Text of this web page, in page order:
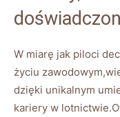
W miarę jak piloci
życiu
‌dzięki unikalnym
kariery w